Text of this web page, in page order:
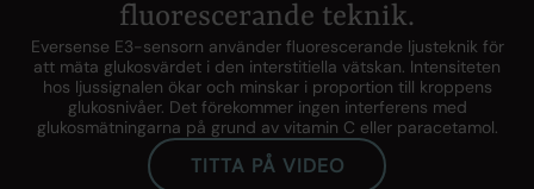
fluorescerande teknik.
Eversense E3-sensorn använder fluorescerande ljusteknik för
att mäta glukosvärdet i den interstitiella vätskan. Intensiteten
hos ljussignalen ökar och minskar i proportion till kroppens
glukosnivåer. Det förekommer ingen interferens med
glukosmätningarna på grund av vitamin C eller paracetamol.
TITTA PÅ VIDEO